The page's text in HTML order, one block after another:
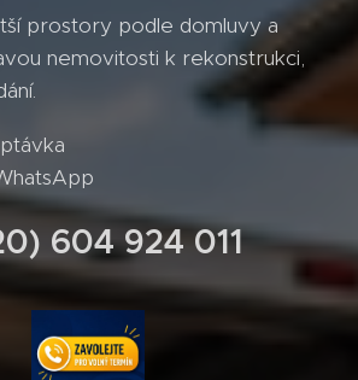
prostory podle domluvy a
nemovitosti k rekonstrukci,
604 924 011